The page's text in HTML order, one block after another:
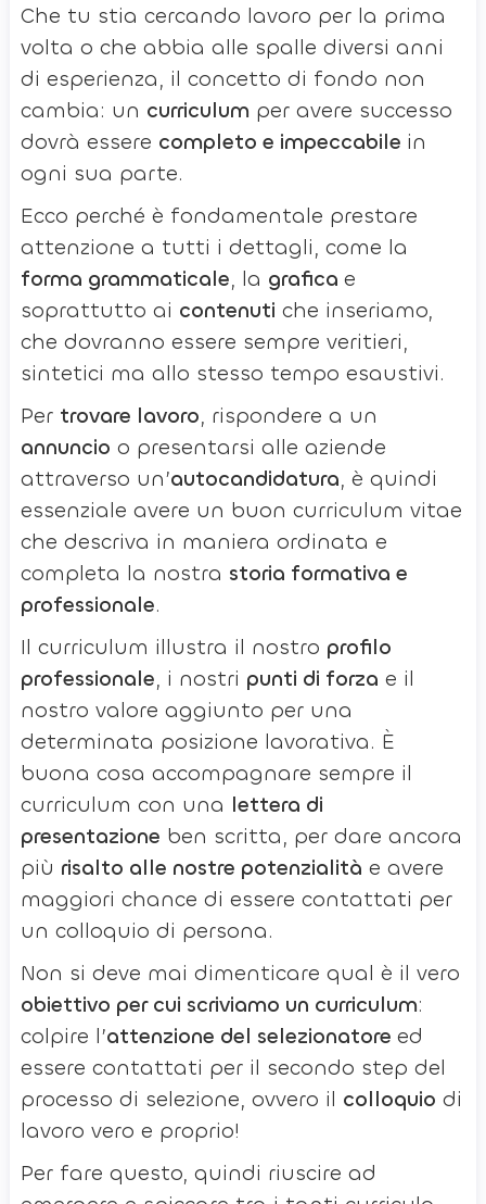
Che tu stia cercando lavoro per la prima
volta o che abbia alle spalle diversi anni
di esperienza, il concetto di fondo non
cambia: un curriculum per avere successo
dovrà essere completo e impeccabile in
ogni sua parte.
Ecco perché è fondamentale prestare
attenzione a tutti i dettagli, come la
forma grammaticale, la grafica e
soprattutto ai contenuti che inseriamo,
che dovranno essere sempre veritieri,
sintetici ma allo stesso tempo esaustivi.
Per trovare lavoro, rispondere a un
annuncio o presentarsi alle aziende
attraverso un’autocandidatura, è quindi
essenziale avere un buon curriculum vitae
che descriva in maniera ordinata e
completa la nostra storia formativa e
professionale.
Il curriculum illustra il nostro profilo
professionale, i nostri punti di forza e il
nostro valore aggiunto per una
determinata posizione lavorativa. È
buona cosa accompagnare sempre il
curriculum con una lettera di
presentazione ben scritta, per dare ancora
più risalto alle nostre potenzialità e avere
maggiori chance di essere contattati per
un colloquio di persona.
Non si deve mai dimenticare qual è il vero
obiettivo per cui scriviamo un curriculum:
colpire l’attenzione del selezionatore ed
essere contattati per il secondo step del
processo di selezione, ovvero il colloquio di
lavoro vero e proprio!
Per fare questo, quindi riuscire ad